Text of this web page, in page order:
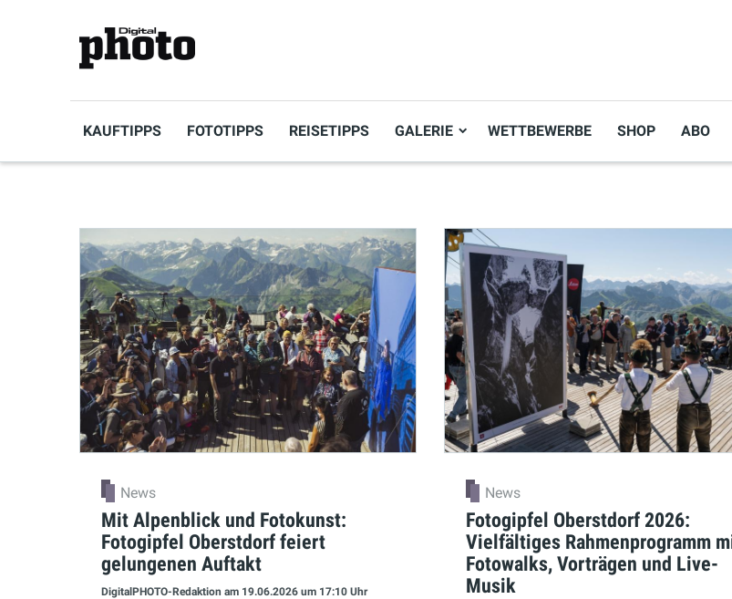
KAUFTIPPS FOTOTIPPS REISETIPPS GALERIE WETTBEWERBE SHOP ABO
News
Mit Alpenblick und Fotokunst:
Fotogipfel Oberstdorf feiert
gelungenen Auftakt
DigitalPHOTO-Redaktion am 19.06.2026 um 17:10 Uhr
News
Fotogipfel Oberstdorf 2026:
Vielfältiges Rahmenprogramm
Fotowalks, Vorträgen und Live-
Musik